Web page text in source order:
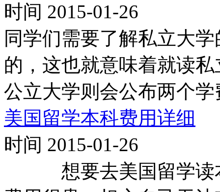
时间 2015-01-26
同学们需要了解私立大
的，这也就意味着就读
公立大学则会公布两个
美国留学本科费用详细
时间 2015-01-26
想要去美国留学读本